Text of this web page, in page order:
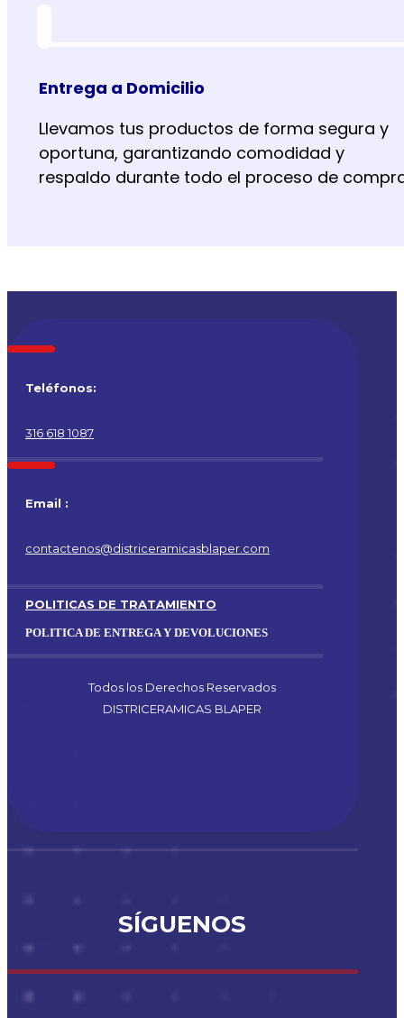
Entrega a Domicilio
Llevamos tus productos de forma segura y
oportuna, garantizando comodidad y
respaldo durante todo el proceso de
Teléfonos:
316 618 1087
Email :
contactenos@districeramicasblaper.com
POLITICAS DE TRATAMIENTO
POLITICA DE ENTREGA Y DEVOLUCIONES
Todos los Derechos Reservados
DISTRICERAMICAS BLAPER
SÍGUENOS